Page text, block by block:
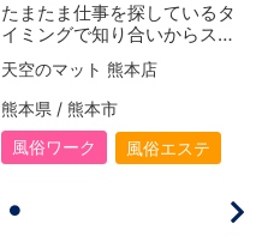
たまたま仕事を探しているタ
イミングで知り合いからスタ
ーグループの求人募集のサイ
トを紹介してもらったので、
給与も高い事もあり何となく
応募してみたっていうのがき
っかけでした！ 本当に多くの
やりがいを感じられる職場で
けて、自分のスキルアップは
もちろん、今まで以上に更に
天空のマット 熊本店
熊本県 / 熊本市
風俗ワーク
風俗エステ